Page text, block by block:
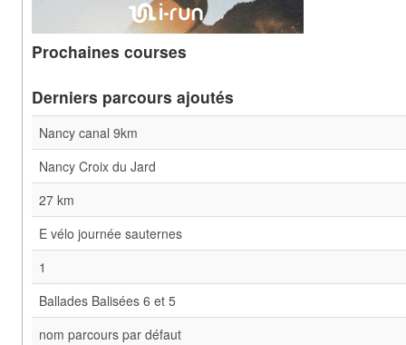
Prochaines courses
Derniers parcours ajoutés
Nancy canal 9km
Nancy Croix du Jard
27 km
E vélo journée sauternes
1
Ballades Balisées 6 et 5
nom parcours par défaut